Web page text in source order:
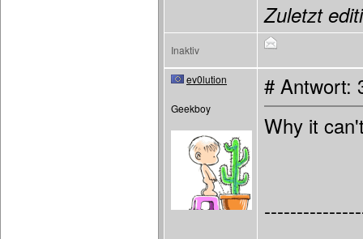
Zuletzt
Inaktiv
ev0lution
Geekboy
# Antwort:
Why it